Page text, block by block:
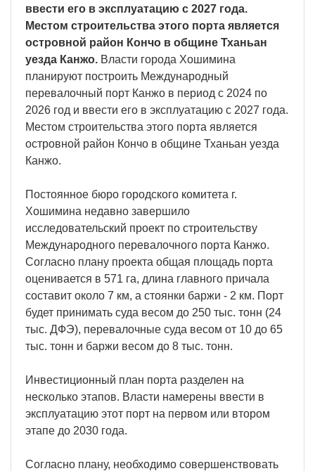
ввести его в эксплуатацию с 2027 года.
Местом строительства этого порта является
островной район Кончо в общине Тханьан
уезда Канжо. Власти города Хошимина
планируют построить Международный
перевалочный порт Канжо в период с 2024 по
2026 год и ввести его в эксплуатацию с 2027 года.
Местом строительства этого порта является
островной район Кончо в общине Тханьан уезда
Канжо.
Постоянное бюро городского комитета г.
Хошимина недавно завершило
исследовательский проект по строительству
Международного перевалочного порта Канжо.
Согласно плану проекта общая площадь порта
оценивается в 571 га, длина главного причала
составит около 7 км, а стоянки баржи - 2 км. Порт
будет принимать суда весом до 250 тыс. тонн (24
тыс. ДФЭ), перевалочные суда весом от 10 до 65
тыс. тонн и баржи весом до 8 тыс. тонн.
Инвестиционный план порта разделен на
несколько этапов. Власти намерены ввести в
эксплуатацию этот порт на первом или втором
этапе до 2030 года.
Согласно плану, необходимо совершенствовать